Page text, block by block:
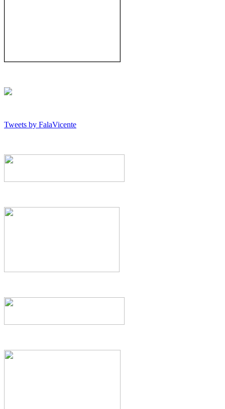
Tweets by FalaVicente